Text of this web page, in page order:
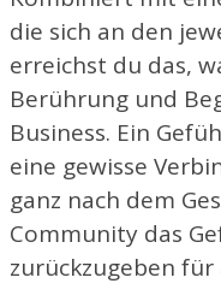
die sich an den
erreichst du das,
Berührung und
Business. Ein
eine gewisse
ganz nach dem
Community das
zurückzugeben